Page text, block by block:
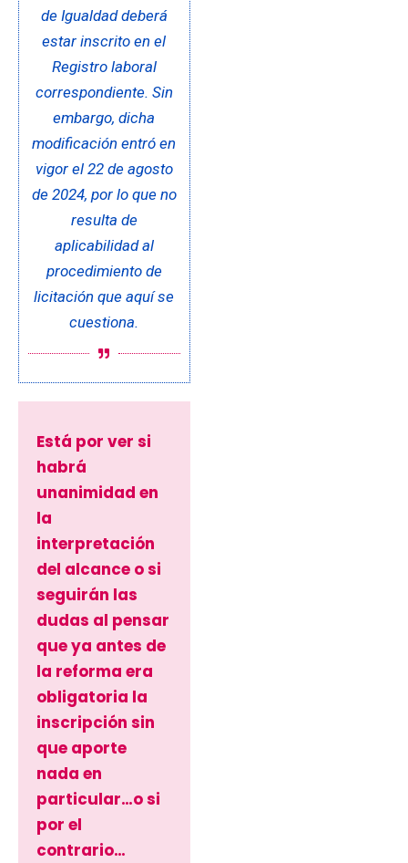
de Igualdad deberá
estar inscrito en el
Registro laboral
correspondiente. Sin
embargo, dicha
modificación entró en
vigor el 22 de agosto
de 2024, por lo que no
resulta de
aplicabilidad al
procedimiento de
licitación que aquí se
cuestiona.
Está por ver si
habrá
unanimidad en
la
interpretación
del alcance o si
seguirán las
dudas al pensar
que ya antes de
la reforma era
obligatoria la
inscripción sin
que aporte
nada en
particular…o si
por el
contrario…